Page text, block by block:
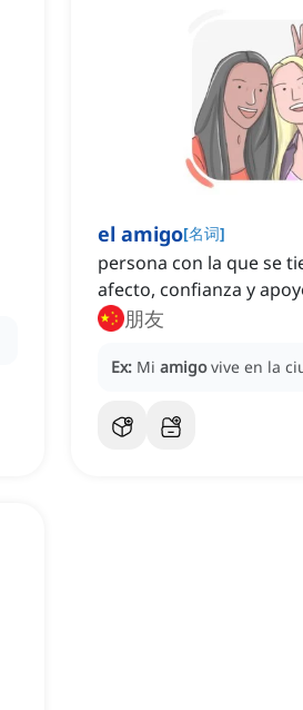
el amigo[名词]
persona con la que se
afecto, confianza y
朋友
Ex: Mi amigo vive en la